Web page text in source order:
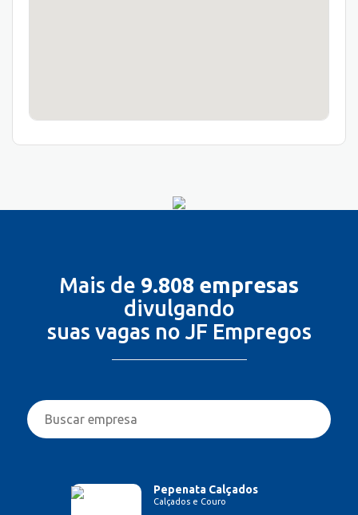
Mais de 9.808 empresas
divulgando
suas vagas no JF Empregos
Pepenata Calçados
Calçados e Couro